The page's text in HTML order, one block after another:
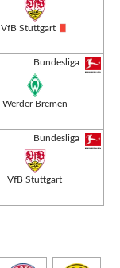
VfB Stuttgart
Bundesliga
Werder Bremen
Bundesliga
VfB Stuttgart